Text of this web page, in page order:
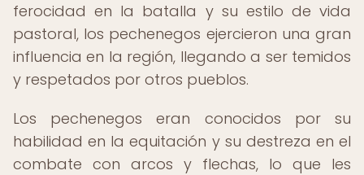
ferocidad en la batalla y su estilo de vida
pastoral, los pechenegos ejercieron una gran
influencia en la región, llegando a ser temidos
y respetados por otros pueblos.
Los pechenegos eran conocidos por su
habilidad en la equitación y su destreza en el
combate con arcos y flechas, lo que les